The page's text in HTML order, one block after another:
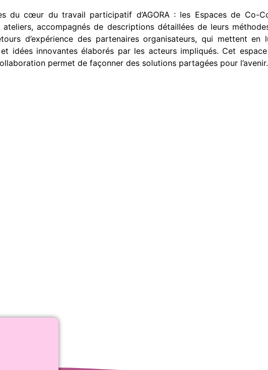
du cœur du travail participatif d’AGORA : les Espaces de Co-
accompagnés de descriptions détaillées de leurs
d’expérience des partenaires organisateurs, qui mettent en
idées innovantes élaborés par les acteurs impliqués. Cet
permet de façonner des solutions partagées pour l’avenir.